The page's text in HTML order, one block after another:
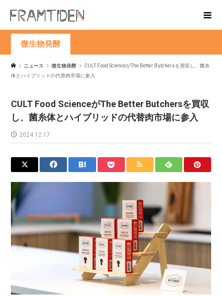
微生物発酵
ニュース 微生物発酵
CULT Food ScienceがThe Better Butchersを買収し、菌糸
体とハイブリッドの代替肉市場に参入
CULT Food ScienceがThe Better Butchersを買収
し、菌糸体とハイブリッドの代替肉市場に参入
2024.12.17